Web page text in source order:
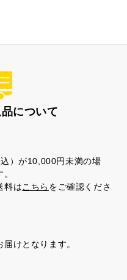
について
）が10,000円未満の場
料はこちら をご確認くださ
けとなります。